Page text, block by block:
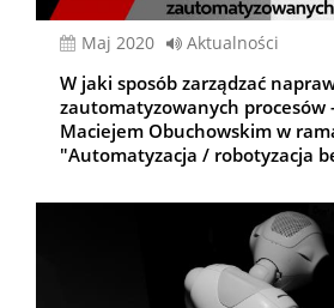
Maj 2020 Aktualności
W jaki sposób zarządzać
zautomatyzowanych procesów
Maciejem Obuchowskim w
"Automatyzacja / robotyzacja